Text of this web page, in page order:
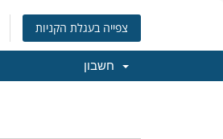
צפייה בעגלת הקניות